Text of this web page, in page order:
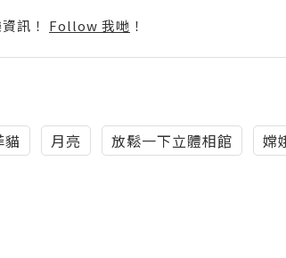
訊！ Follow 我哋 ！
貓 月亮 放鬆一下立體相館 嫦